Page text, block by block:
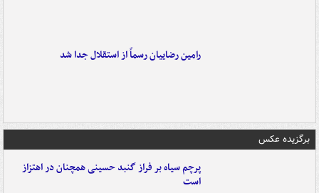
رامین رضاییان رسماً از استقلال جدا شد
برگزیده عکس
پرچم سیاه بر فراز گنبد حسینی همچنان در اهتزاز
است